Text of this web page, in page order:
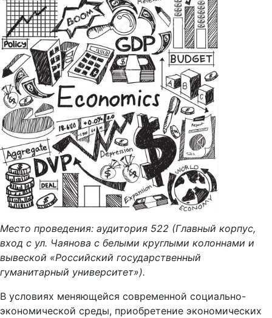
Место проведения: аудитория 522 (Главный корпус,
вход с ул. Чаянова с белыми круглыми колоннами и
вывеской «Российский государственный
гуманитарный университет»).
В условиях меняющейся современной социально-
экономической среды, приобретение экономических